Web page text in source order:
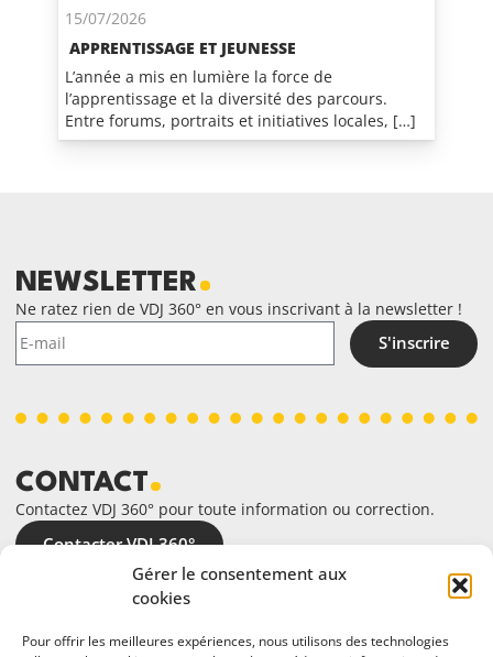
Gérer le consentement aux
cookies
Pour offrir les meilleures expériences, nous utilisons des technologies
15/07/2026
APPRENTISSAGE ET JEUNESSE
L’année a mis en lumière la force de
l’apprentissage et la diversité des parcours.
Entre forums, portraits et initiatives locales, […]
NEWSLETTER
Ne ratez rien de VDJ 360° en vous inscrivant à la newsletter !
S'inscrire
CONTACT
Contactez VDJ 360° pour toute information ou correction.
Contacter VDJ 360°